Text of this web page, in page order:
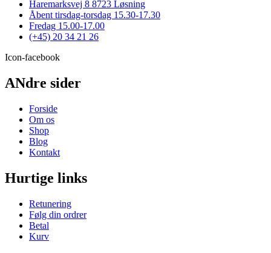
på
varesiden
Haremarksvej 8 8723 Løsning
Åbent tirsdag-torsdag 15.30-17.30
Fredag 15.00-17.00
(+45) 20 34 21 26
Icon-facebook
ANdre sider
Forside
Om os
Shop
Blog
Kontakt
Hurtige links
Retunering
Følg din ordrer
Betal
Kurv